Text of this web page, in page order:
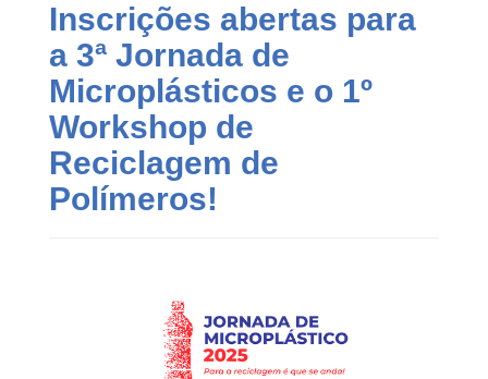
Inscrições abertas para
a 3ª Jornada de
Microplásticos e o 1º
Workshop de
Reciclagem de
Polímeros!